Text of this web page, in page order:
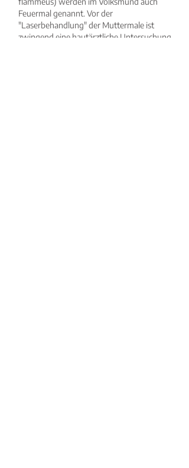
Feuermal genannt. Vor der
"Laserbehandlung" der Muttermale ist
zwingend eine hautärztliche Untersuchung